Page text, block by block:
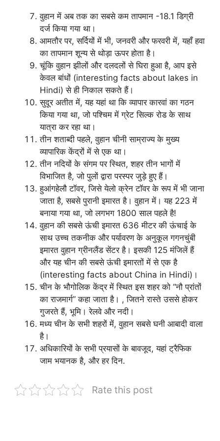
वुहान में अब तक का सबसे कम तापमान -18.1 डिग्री
दर्ज किया गया था।
आमतौर पर, सर्दियों में भी, जनवरी और फरवरी में, यहाँ हवा
का तापमान शून्य से थोड़ा ऊपर होता है।
चूंकि वुहान झीलों और दलदलों से घिरा हुआ है, आप इसे
केवल बांधों (interesting facts about lakes in
Hindi) से ही निकाल सकते हैं।
सुदूर अतीत में, यह यहां था कि व्यापार कारवां का गठन
किया गया था, जो पश्चिम में ग्रेट सिल्क रोड के साथ
यात्रा कर रहा था।
तीन शताब्दी पहले, वुहान चीनी साम्राज्य के मुख्य
व्यापारिक केंद्रों में से एक था।
तीन नदियों के संगम पर स्थित, शहर तीन भागों में
विभाजित है, जो पुलों द्वारा परस्पर जुड़े हुए हैं।
हुआंगहेलौ टॉवर, जिसे येलो क्रेन टॉवर के रूप में भी जाना
जाता है, सबसे पुरानी इमारत है। वुहान में। यह 223 में
बनाया गया था, जो लगभग 1800 साल पहले है!
वुहान की सबसे ऊंची इमारत 636 मीटर की ऊंचाई के
साथ उच्च तकनीक और पर्यावरण के अनुकूल गगनचुंबी
इमारत वुहान ग्रीनलैंड सेंटर है। इसकी 125 मंजिलें हैं
और यह चीन की सबसे ऊंची इमारतों में से एक है
(interesting facts about China in Hindi)।
चीन के भौगोलिक केंद्र में स्थित इस शहर को “नौ प्रांतों
का राजमार्ग” कहा जाता है। , जितने रास्ते उससे होकर
गुजरते हैं, भूमि। रेलवे और नदी।
मध्य चीन के सभी शहरों में, वुहान सबसे घनी आबादी वाला
है।
अधिकारियों के सभी प्रयासों के बावजूद, यहां ट्रैफिक
जाम भयानक है, और हर दिन.
Rate this post